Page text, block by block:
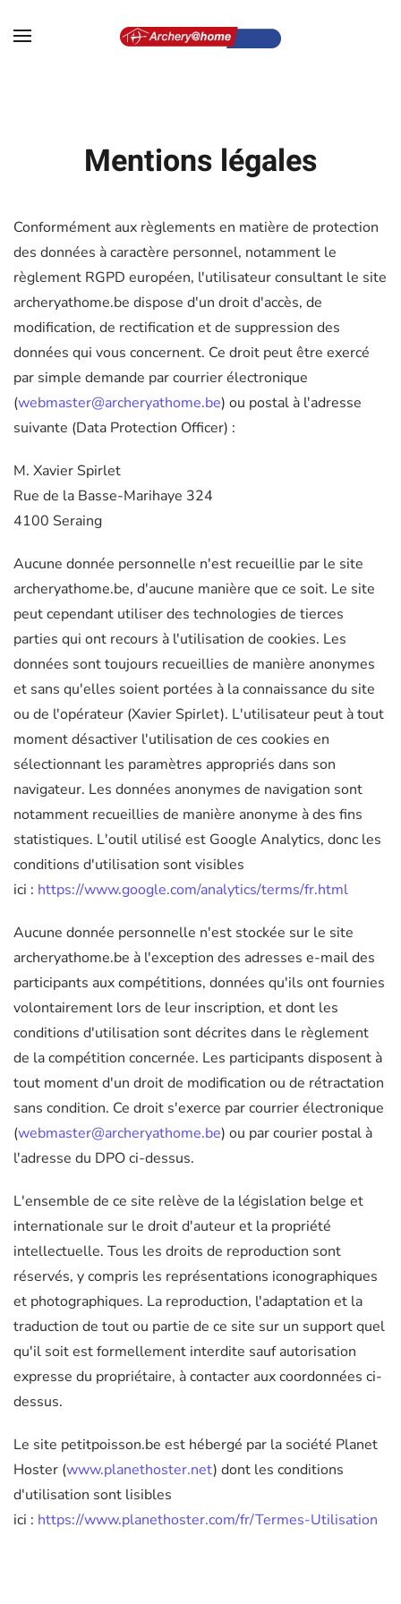
Accéder au contenu principal
Mentions légales
Conformément aux règlements en matière de protection
des données à caractère personnel, notamment le
règlement RGPD européen, l'utilisateur consultant le site
archeryathome.be dispose d'un droit d'accès, de
modification, de rectification et de suppression des
données qui vous concernent. Ce droit peut être exercé
par simple demande par courrier électronique
(webmaster@archeryathome.be) ou postal à l'adresse
suivante (Data Protection Officer) :
M. Xavier Spirlet
Rue de la Basse-Marihaye 324
4100 Seraing
Aucune donnée personnelle n'est recueillie par le site
archeryathome.be, d'aucune manière que ce soit. Le site
peut cependant utiliser des technologies de tierces
parties qui ont recours à l'utilisation de cookies. Les
données sont toujours recueillies de manière anonymes
et sans qu'elles soient portées à la connaissance du site
ou de l'opérateur (Xavier Spirlet). L'utilisateur peut à tout
moment désactiver l'utilisation de ces cookies en
sélectionnant les paramètres appropriés dans son
navigateur. Les données anonymes de navigation sont
notamment recueillies de manière anonyme à des fins
statistiques. L'outil utilisé est Google Analytics, donc les
conditions d'utilisation sont visibles
ici : https://www.google.com/analytics/terms/fr.html
Aucune donnée personnelle n'est stockée sur le site
archeryathome.be à l'exception des adresses e-mail des
participants aux compétitions, données qu'ils ont fournies
volontairement lors de leur inscription, et dont les
conditions d'utilisation sont décrites dans le règlement
de la compétition concernée. Les participants disposent à
tout moment d'un droit de modification ou de rétractation
sans condition. Ce droit s'exerce par courrier électronique
(webmaster@archeryathome.be) ou par courier postal à
l'adresse du DPO ci-dessus.
L'ensemble de ce site relève de la législation belge et
internationale sur le droit d'auteur et la propriété
intellectuelle. Tous les droits de reproduction sont
réservés, y compris les représentations iconographiques
et photographiques. La reproduction, l'adaptation et la
traduction de tout ou partie de ce site sur un support quel
qu'il soit est formellement interdite sauf autorisation
expresse du propriétaire, à contacter aux coordonnées ci-
dessus.
Le site petitpoisson.be est hébergé par la société Planet
Hoster (www.planethoster.net) dont les conditions
d'utilisation sont lisibles
ici : https://www.planethoster.com/fr/Termes-Utilisation